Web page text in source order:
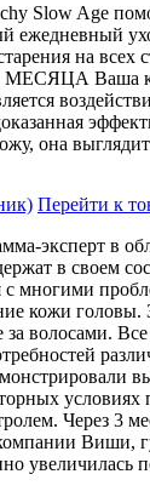
Slow Age
ежедневный
на всех
МЕСЯЦА Ваша
она
Перейти к
эксперт в
в своем
с многими
кожи
за волосами.
условиях
Через 3
Виши,
увеличилась